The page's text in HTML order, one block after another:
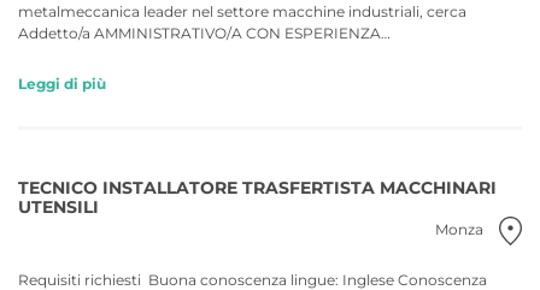
metalmeccanica leader nel settore macchine industriali, cerca
Addetto/a AMMINISTRATIVO/A CON ESPERIENZA…
Leggi di più
TECNICO INSTALLATORE TRASFERTISTA MACCHINARI
UTENSILI
Monza
Requisiti richiesti Buona conoscenza lingue: Inglese Conoscenza